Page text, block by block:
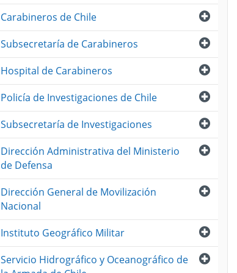
Abrir
Carabineros de Chile
Abrir
Subsecretaría de Carabineros
Abrir
Hospital de Carabineros
Abrir
Policía de Investigaciones de Chile
Abrir
Subsecretaría de Investigaciones
Abrir
Dirección Administrativa del Ministerio
de Defensa
Abrir
Dirección General de Movilización
Nacional
Abrir
Instituto Geográfico Militar
Abrir
Servicio Hidrográfico y Oceanográfico de